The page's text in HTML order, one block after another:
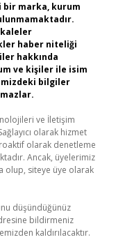
marka, kurum
haber niteliği
hakkında
ve kişiler ile isim
bilgiler
ve İletişim
olarak hizmet
olarak denetleme
Ancak, üyelerimiz
olup, siteye üye olarak
düşündüğünüz
bildirmeniz
kaldırılacaktır.